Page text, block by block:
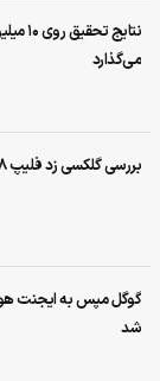
می‌گذارد
بررسی گلکسی زد فلیپ ۸: نمایشگر بیرونی هوشمندتر و قیمت بالاتر!
گوگل مپس به ایجنت
شد